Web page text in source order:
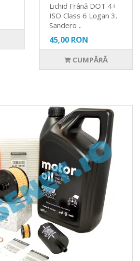
Lichid Frână DOT 4+
ISO Class 6 Logan 3,
Sandero ..
45,00 RON
CUMPĂRĂ